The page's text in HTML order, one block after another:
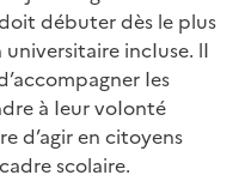
débuter dès le plus
universitaire incIuse. lI
Ies
à Ieur voIonté
d’agir en citoyens
scolaire.